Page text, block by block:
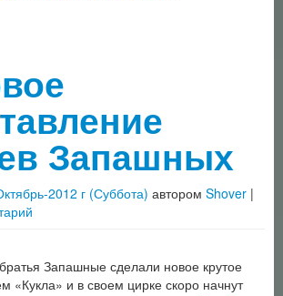
Запашных
2012 г (Суббота) автором Shover |
Запашные сделали новое крутое
«Кукла» и в своем цирке скоро начнут